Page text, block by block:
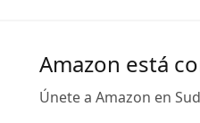
Amazon está
Únete a Amazon en